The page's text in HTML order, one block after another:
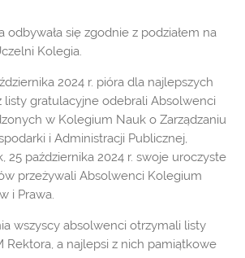
odbywała się zgodnie z podziałem na
Kolegia.
2024 r. pióra dla najlepszych
gratulacyjne odebrali Absolwenci
w Kolegium Nauk o Zarządzaniu
i Administracji Publicznej,
25 października 2024 r. swoje uroczyste
przeżywali Absolwenci Kolegium
i Prawa.
wszyscy absolwenci otrzymali listy
Rektora, a najlepsi z nich pamiątkowe